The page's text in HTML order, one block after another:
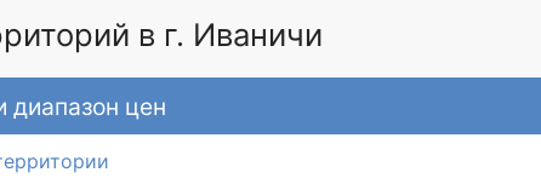
в г. Иваничи
диапазон цен